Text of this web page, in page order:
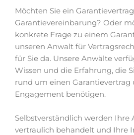
Möchten Sie ein
Garantievereinbarung? Oder
konkrete Frage zu einem
unseren Anwalt für
für Sie da. Unsere Anwälte
Wissen und die Erfahrung, die
rund um einen Garantievertrag
Engagement benötigen.
Selbstverständlich werden Ihre
vertraulich behandelt und Ihre